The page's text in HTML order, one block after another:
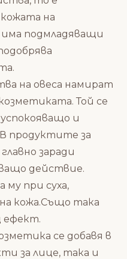
на
подмладяващи
на овеса намират
Той се
и
продуктите за
заради
действие.
при суха,
кожа.Също така
ефект.
се добавя в
за лице, така и